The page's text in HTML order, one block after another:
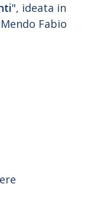
", ideata in
Fabio